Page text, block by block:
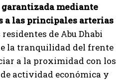
garantizada mediante
a las principales arterias
de Abu Dhabi
la tranquilidad del frente
a la proximidad con los
actividad económica y